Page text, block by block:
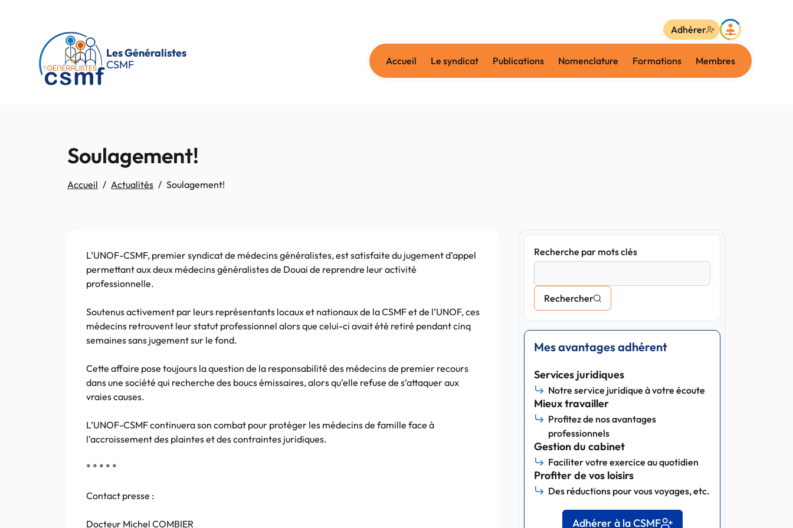
Les Généralistes
CSMF
Accueil Le syndicat Publications Nomenclature Formations Membres
Adhérer
Soulagement!
Accueil Actualités Soulagement!
L’UNOF-CSMF, premier syndicat de médecins généralistes, est satisfaite du jugement d’appel
permettant aux deux médecins généralistes de Douai de reprendre leur activité
professionnelle.
Soutenus activement par leurs représentants locaux et nationaux de la CSMF et de l’UNOF, ces
médecins retrouvent leur statut professionnel alors que celui-ci avait été retiré pendant cinq
semaines sans jugement sur le fond.
Cette affaire pose toujours la question de la responsabilité des médecins de premier recours
dans une société qui recherche des boucs émissaires, alors qu’elle refuse de s’attaquer aux
vraies causes.
L’UNOF-CSMF continuera son combat pour protéger les médecins de famille face à
l’accroissement des plaintes et des contraintes juridiques.
* * * * *
Contact presse :
Docteur Michel COMBIER
Recherche par mots clés
Rechercher
Mes avantages adhérent
Services juridiques
Notre service juridique à votre écoute
Mieux travailler
Profitez de nos avantages
professionnels
Gestion du cabinet
Faciliter votre exercice au quotidien
Profiter de vos loisirs
Des réductions pour vous voyages, etc.
Adhérer à la CSMF